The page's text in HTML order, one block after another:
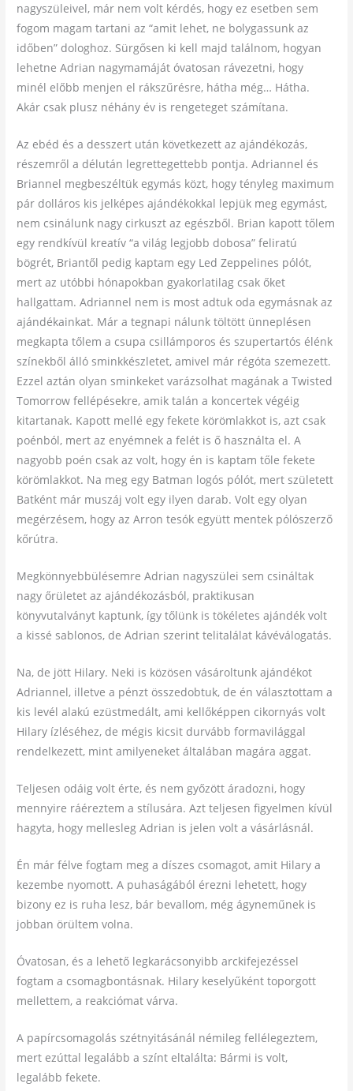
nagyszüleivel, már nem volt kérdés, hogy ez esetben sem
fogom magam tartani az “amit lehet, ne bolygassunk az
időben” dologhoz. Sürgősen ki kell majd találnom, hogyan
lehetne Adrian nagymamáját óvatosan rávezetni, hogy
minél előbb menjen el rákszűrésre, hátha még… Hátha.
Akár csak plusz néhány év is rengeteget számítana.
Az ebéd és a desszert után következett az ajándékozás,
részemről a délután legrettegettebb pontja. Adriannel és
Briannel megbeszéltük egymás közt, hogy tényleg maximum
pár dolláros kis jelképes ajándékokkal lepjük meg egymást,
nem csinálunk nagy cirkuszt az egészből. Brian kapott tőlem
egy rendkívül kreatív “a világ legjobb dobosa” feliratú
bögrét, Briantől pedig kaptam egy Led Zeppelines pólót,
mert az utóbbi hónapokban gyakorlatilag csak őket
hallgattam. Adriannel nem is most adtuk oda egymásnak az
ajándékainkat. Már a tegnapi nálunk töltött ünneplésen
megkapta tőlem a csupa csillámporos és szupertartós élénk
színekből álló sminkkészletet, amivel már régóta szemezett.
Ezzel aztán olyan sminkeket varázsolhat magának a Twisted
Tomorrow fellépésekre, amik talán a koncertek végéig
kitartanak. Kapott mellé egy fekete körömlakkot is, azt csak
poénból, mert az enyémnek a felét is ő használta el. A
nagyobb poén csak az volt, hogy én is kaptam tőle fekete
körömlakkot. Na meg egy Batman logós pólót, mert született
Batként már muszáj volt egy ilyen darab. Volt egy olyan
megérzésem, hogy az Arron tesók együtt mentek pólószerző
kőrútra.
Megkönnyebbülésemre Adrian nagyszülei sem csináltak
nagy őrületet az ajándékozásból, praktikusan
könyvutalványt kaptunk, így tőlünk is tökéletes ajándék volt
a kissé sablonos, de Adrian szerint telitalálat kávéválogatás.
Na, de jött Hilary. Neki is közösen vásároltunk ajándékot
Adriannel, illetve a pénzt összedobtuk, de én választottam a
kis levél alakú ezüstmedált, ami kellőképpen cikornyás volt
Hilary ízléséhez, de mégis kicsit durvább formavilággal
rendelkezett, mint amilyeneket általában magára aggat.
Teljesen odáig volt érte, és nem győzött áradozni, hogy
mennyire ráéreztem a stílusára. Azt teljesen figyelmen kívül
hagyta, hogy mellesleg Adrian is jelen volt a vásárlásnál.
Én már félve fogtam meg a díszes csomagot, amit Hilary a
kezembe nyomott. A puhaságából érezni lehetett, hogy
bizony ez is ruha lesz, bár bevallom, még ágyneműnek is
jobban örültem volna.
Óvatosan, és a lehető legkarácsonyibb arckifejezéssel
fogtam a csomagbontásnak. Hilary keselyűként toporgott
mellettem, a reakciómat várva.
A papírcsomagolás szétnyitásánál némileg fellélegeztem,
mert ezúttal legalább a színt eltalálta: Bármi is volt,
legalább fekete.